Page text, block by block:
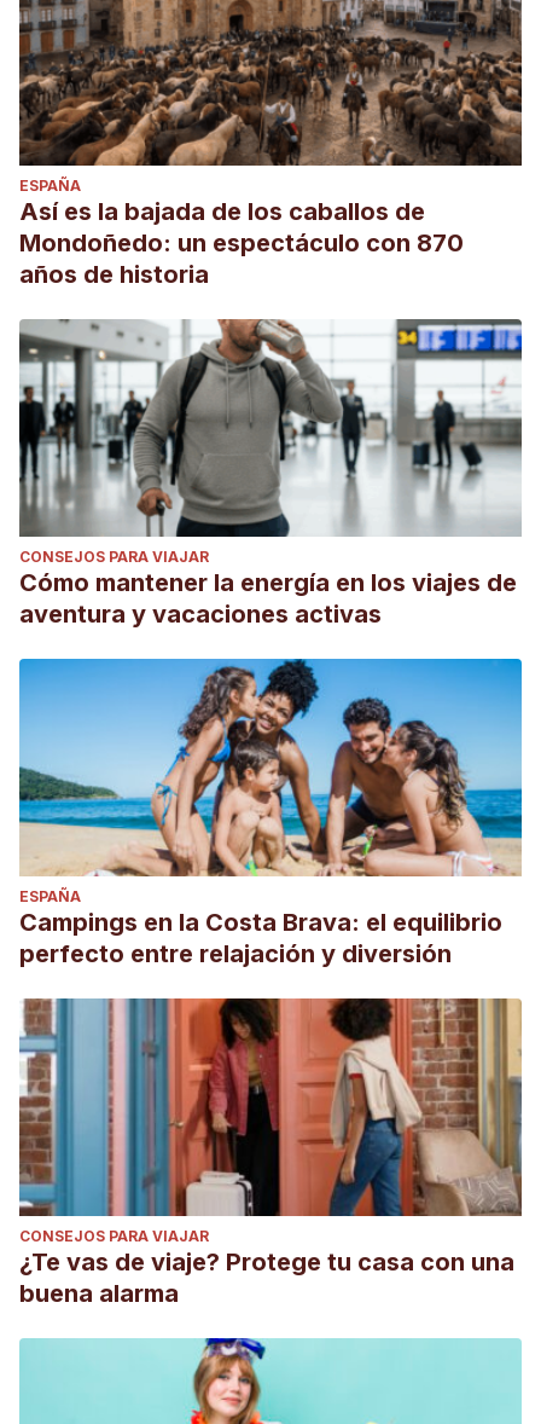
ESPAÑA
Así es la bajada de los caballos de
Mondoñedo: un espectáculo con 870
años de historia
CONSEJOS PARA VIAJAR
Cómo mantener la energía en los viajes de
aventura y vacaciones activas
ESPAÑA
Campings en la Costa Brava: el equilibrio
perfecto entre relajación y diversión
CONSEJOS PARA VIAJAR
¿Te vas de viaje? Protege tu casa con una
buena alarma